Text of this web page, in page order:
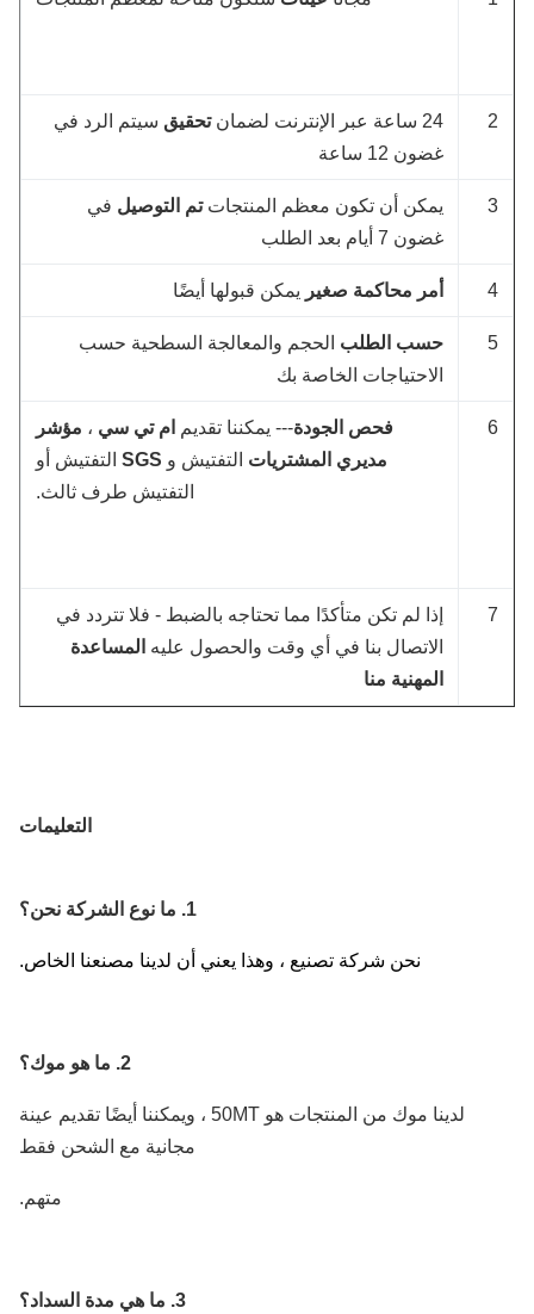
تحقيقسيتم الرد في
غضون 12 ساعة
يمكن أن تكون معظم المنتجاتتم التوصيلفي
غضون 7 أيام بعد الطلب
أمر محاكمة صغيريمكن قبولها أيضًا
حسب الطلبالحجم والمعالجة السطحية حسب
الاحتياجات الخاصة بك
فحص الجودة--- يمكننا تقديمام تي سي،مؤشر
مديري المشترياتالتفتيش وSGSالتفتيش أو
التفتيش طرف ثالث.
إذا لم تكن متأكدًا مما تحتاجه بالضبط - فلا تتردد في
الاتصال بنا في أي وقت والحصول عليه المساعدة
المهنية منا
التعليمات
نحن شركة تصنيع ، وهذا يعني أن لدينا مصنعنا الخاص.
لدينا موك من المنتجات هو 50MT ، ويمكننا أيضًا تقديم عينة
مجانية مع الشحن فقط
متهم.